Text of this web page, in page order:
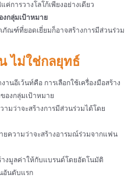
การวางโลโก้เพียงอย่างเดียว
กลุ่มเป้าหมาย
ณฑ์ที่ยอดเยี่ยมก็อาจสร้างการมีส่วนร่วม
ไม่ใช่กลยุทธ์
นอีเว้นท์คือ การเลือกใช้เครื่องมือสร้าง
องกลุ่มเป้าหมาย
มว่าจะสร้างการมีส่วนร่วมได้โดย
ยความว่าจะสร้างอารมณ์ร่วมจากแฟน
างมูลค่าให้กับแบรนด์โดยอัตโนมัติ
อันดับแรก